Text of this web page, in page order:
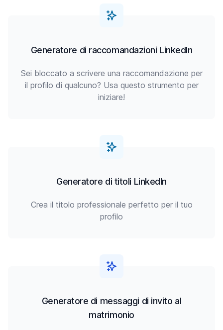
Generatore di raccomandazioni LinkedIn
Sei bloccato a scrivere una raccomandazione per
il profilo di qualcuno? Usa questo strumento per
iniziare!
Generatore di titoli LinkedIn
Crea il titolo professionale perfetto per il tuo
profilo
Generatore di messaggi di invito al
matrimonio